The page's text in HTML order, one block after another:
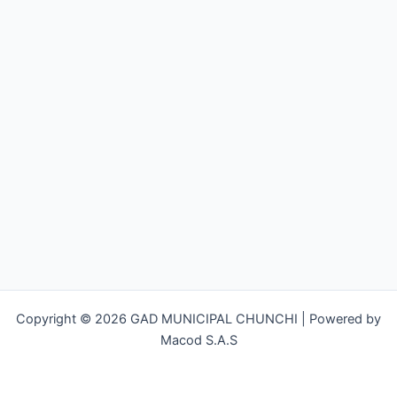
Copyright © 2026 GAD MUNICIPAL CHUNCHI | Powered by
Macod S.A.S